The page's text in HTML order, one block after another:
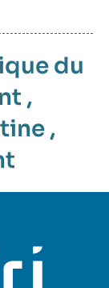
du
,
,